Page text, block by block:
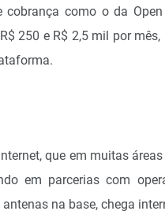
como o da
250 e R$ 2,5 mil por
que em muitas
em parcerias com
na base, chega